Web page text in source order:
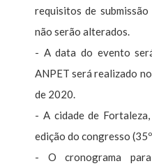
requisitos de
não serão alterados.
- A data do evento
ANPET será realizado
de 2020.
- A cidade de
edição do congresso
- O cronograma